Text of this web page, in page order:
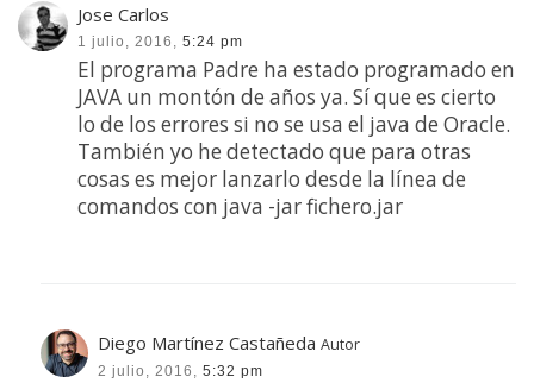
Jose Carlos
1 julio, 2016, 5:24 pm
El programa Padre ha estado programado en
JAVA un montón de años ya. Sí que es cierto
lo de los errores si no se usa el java de Oracle.
También yo he detectado que para otras
cosas es mejor lanzarlo desde la línea de
comandos con java -jar fichero.jar
Diego Martínez Castañeda Autor
2 julio, 2016, 5:32 pm